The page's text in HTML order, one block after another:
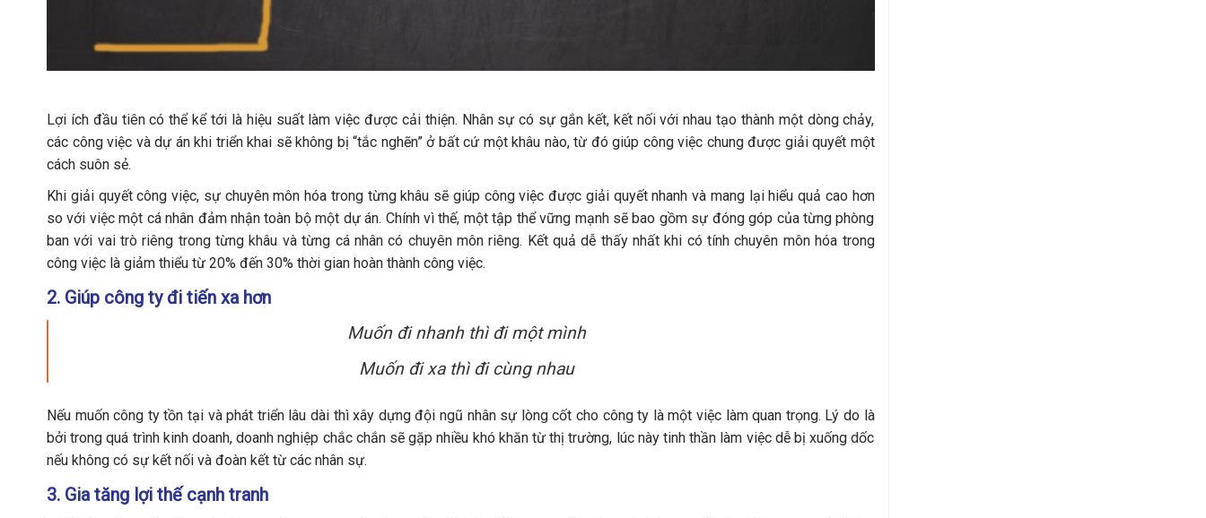
Lợi ích đầu tiên có thể kể tới là hiệu suất làm việc được cải thiện. Nhân sự có sự gắn kết, kết nối với nhau tạo thành một dòng chảy,
các công việc và dự án khi triển khai sẽ không bị “tắc nghẽn” ở bất cứ một khâu nào, từ đó giúp công việc chung được giải quyết một
cách suôn sẻ.
Khi giải quyết công việc, sự chuyên môn hóa trong từng khâu sẽ giúp công việc được giải quyết nhanh và mang lại hiểu quả cao hơn
so với việc một cá nhân đảm nhận toàn bộ một dự án. Chính vì thế, một tập thể vững mạnh sẽ bao gồm sự đóng góp của từng phòng
ban với vai trò riêng trong từng khâu và từng cá nhân có chuyên môn riêng. Kết quả dễ thấy nhất khi có tính chuyên môn hóa trong
công việc là giảm thiểu từ 20% đến 30% thời gian hoàn thành công việc.
2. Giúp công ty đi tiến xa hơn
Muốn đi nhanh thì đi một mình
Muốn đi xa thì đi cùng nhau
Nếu muốn công ty tồn tại và phát triển lâu dài thì xây dựng đội ngũ nhân sự lòng cốt cho công ty là một việc làm quan trọng. Lý do là
bởi trong quá trình kinh doanh, doanh nghiệp chắc chắn sẽ gặp nhiều khó khăn từ thị trường, lúc này tinh thần làm việc dễ bị xuống dốc
nếu không có sự kết nối và đoàn kết từ các nhân sự.
3. Gia tăng lợi thế cạnh tranh